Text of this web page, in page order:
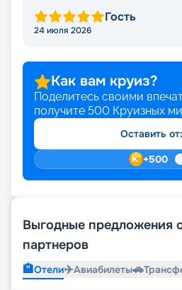
Гость
24 июля 2026
Как вам круиз?
Поделитесь своими
получите 500 Круизных
Оставить
+500
Выгодные предложения
партнеров
🏨Отели✈️Авиабилеты🚗